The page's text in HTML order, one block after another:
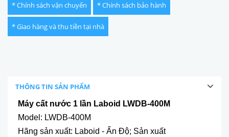
* Chính sách vận chuyển * Chính sách bảo hành
* Giao hàng và thu tiền tại nhà
THÔNG TIN SẢN PHẨM
Máy cất nước 1 lần Laboid LWDB-400M
Model: LWDB-400M
Hãng sản xuất: Laboid - Ấn Độ; Sản xuất